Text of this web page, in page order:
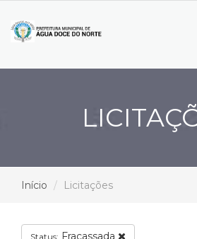
Início Licitações
Status: Fracassada